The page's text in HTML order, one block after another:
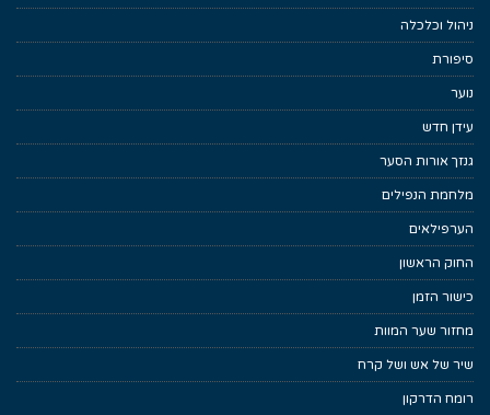
ניהול וכלכלה
סיפורת
נוער
עידן חדש
גנזך אורות הסער
מלחמת הנפילים
הערפילאים
החוק הראשון
כישור הזמן
מחזור שער המוות
שיר של אש ושל קרח
רומח הדרקון